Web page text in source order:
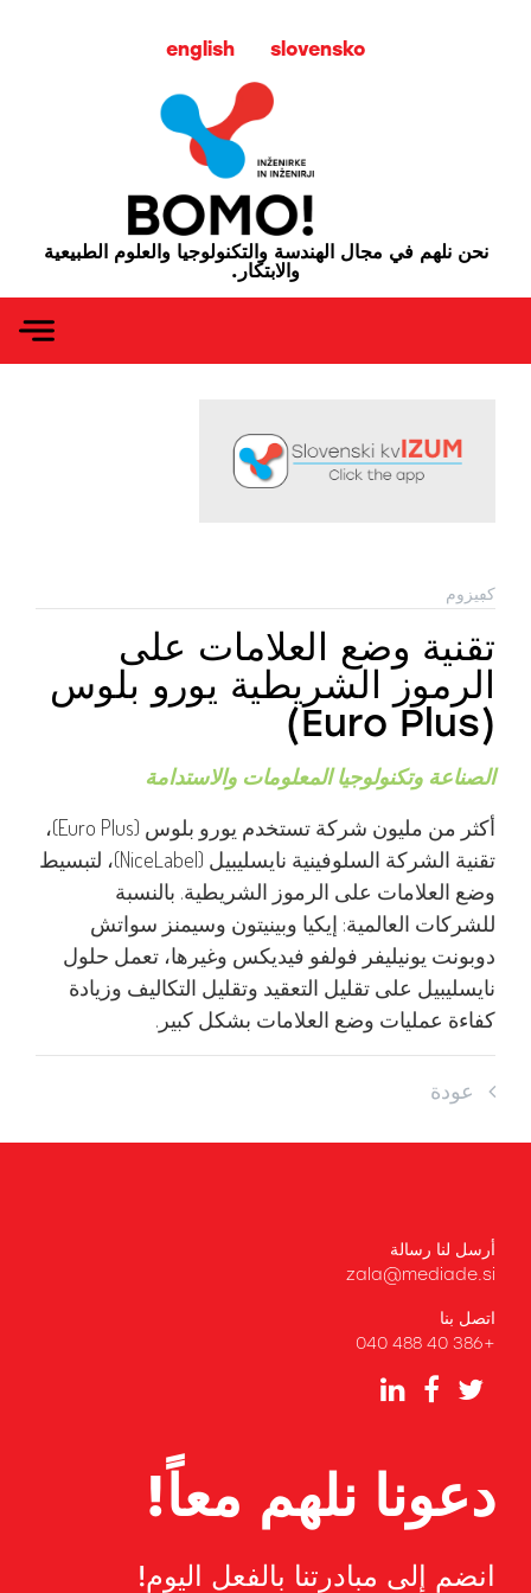
نحن نلهم في مجال الهندسة والتكنولوجيا والعلوم الطبيعية
والابتكار.
slovensko
english
كڢيزوم
تقنية وضع العلامات على
الرموز الشريطية يورو بلوس
(Euro Plus)
الصناعة وتكنولوجيا المعلومات والاستدامة
أكثر من مليون شركة تستخدم يورو بلوس (Euro Plus)،
تقنية الشركة السلوفينية نايسليبيل (NiceLabel)، لتبسيط
وضع العلامات على الرموز الشريطية. بالنسبة
للشركات العالمية: إيكيا وبينيتون وسيمنز سواتش
دوبونت يونيليفر فولفو فيديكس وغيرها، تعمل حلول
نايسليبيل على تقليل التعقيد وتقليل التكاليف وزيادة
كفاءة عمليات وضع العلامات بشكل كبير.
عودة
أرسل لنا رسالة
zala@mediade.si
اتصل بنا
+386 40 488 040
دعونا نلهم معاً!
انضم إلى مبادرتنا بالفعل اليوم!